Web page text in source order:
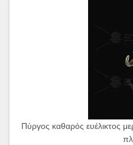
Πύργος καθαρός ευέλικτος